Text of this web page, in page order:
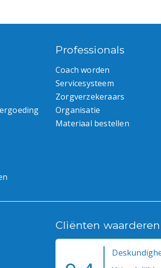
Professionals
Coach worden
Servicesysteem
Zorgverzekeraars
Organisatie
Materiaal bestellen
Cliënten